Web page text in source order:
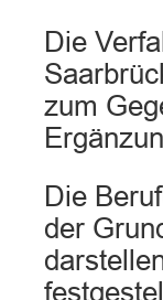
Die
zum
Die
der